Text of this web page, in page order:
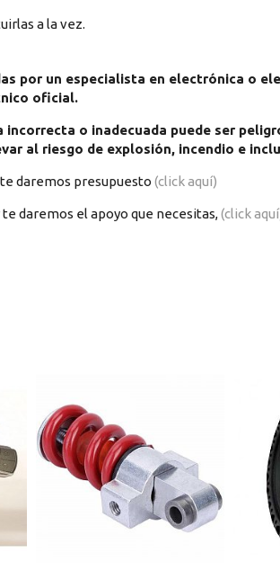
a la vez.
por un especialista en electrónica o
oficial.
o inadecuada puede ser
al riesgo de explosión, incendio e
te daremos presupuesto(click aquí)
te daremos el apoyo que necesitas,(click